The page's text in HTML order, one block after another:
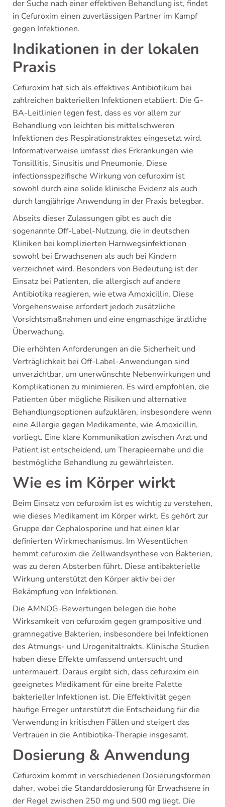
der Suche nach einer effektiven Behandlung ist, findet
in Cefuroxim einen zuverlässigen Partner im Kampf
gegen Infektionen.
Indikationen in der lokalen
Praxis
Cefuroxim hat sich als effektives Antibiotikum bei
zahlreichen bakteriellen Infektionen etabliert. Die G-
BA-Leitlinien legen fest, dass es vor allem zur
Behandlung von leichten bis mittelschweren
Infektionen des Respirationstraktes eingesetzt wird.
Informativerweise umfasst dies Erkrankungen wie
Tonsillitis, Sinusitis und Pneumonie. Diese
infectionsspezifische Wirkung von cefuroxim ist
sowohl durch eine solide klinische Evidenz als auch
durch langjährige Anwendung in der Praxis belegbar.
Abseits dieser Zulassungen gibt es auch die
sogenannte Off-Label-Nutzung, die in deutschen
Kliniken bei komplizierten Harnwegsinfektionen
sowohl bei Erwachsenen als auch bei Kindern
verzeichnet wird. Besonders von Bedeutung ist der
Einsatz bei Patienten, die allergisch auf andere
Antibiotika reagieren, wie etwa Amoxicillin. Diese
Vorgehensweise erfordert jedoch zusätzliche
Vorsichtsmaßnahmen und eine engmaschige ärztliche
Überwachung.
Die erhöhten Anforderungen an die Sicherheit und
Verträglichkeit bei Off-Label-Anwendungen sind
unverzichtbar, um unerwünschte Nebenwirkungen und
Komplikationen zu minimieren. Es wird empfohlen, die
Patienten über mögliche Risiken und alternative
Behandlungsoptionen aufzuklären, insbesondere wenn
eine Allergie gegen Medikamente, wie Amoxicillin,
vorliegt. Eine klare Kommunikation zwischen Arzt und
Patient ist entscheidend, um Therapieernahe und die
bestmögliche Behandlung zu gewährleisten.
Wie es im Körper wirkt
Beim Einsatz von cefuroxim ist es wichtig zu verstehen,
wie dieses Medikament im Körper wirkt. Es gehört zur
Gruppe der Cephalosporine und hat einen klar
definierten Wirkmechanismus. Im Wesentlichen
hemmt cefuroxim die Zellwandsynthese von Bakterien,
was zu deren Absterben führt. Diese antibakterielle
Wirkung unterstützt den Körper aktiv bei der
Bekämpfung von Infektionen.
Die AMNOG-Bewertungen belegen die hohe
Wirksamkeit von cefuroxim gegen grampositive und
gramnegative Bakterien, insbesondere bei Infektionen
des Atmungs- und Urogenitaltrakts. Klinische Studien
haben diese Effekte umfassend untersucht und
untermauert. Daraus ergibt sich, dass cefuroxim ein
geeignetes Medikament für eine breite Palette
bakterieller Infektionen ist. Die Effektivität gegen
häufige Erreger unterstützt die Entscheidung für die
Verwendung in kritischen Fällen und steigert das
Vertrauen in die Antibiotika-Therapie insgesamt.
Dosierung & Anwendung
Cefuroxim kommt in verschiedenen Dosierungsformen
daher, wobei die Standarddosierung für Erwachsene in
der Regel zwischen 250 mg und 500 mg liegt. Die